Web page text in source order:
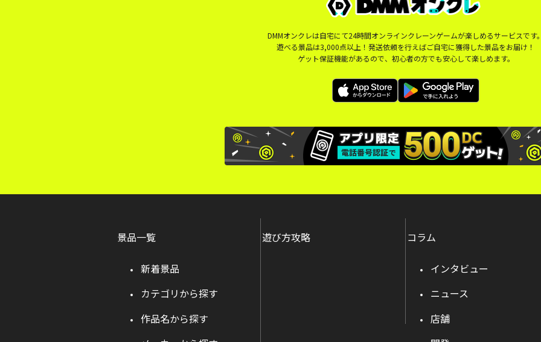
DMMオンクレは自宅にて24時間オンラインクレーンゲームが楽しめるサービスです
遊べる景品は3,000点以上！発送依頼を行えばご自宅に獲得した景品をお届け！
ゲット保証機能があるので、初心者の方でも安心して楽しめます。
景品一覧
新着景品
カテゴリから探す
作品名から探す
遊び方攻略 コラム
インタビュー
ニュース
店舗